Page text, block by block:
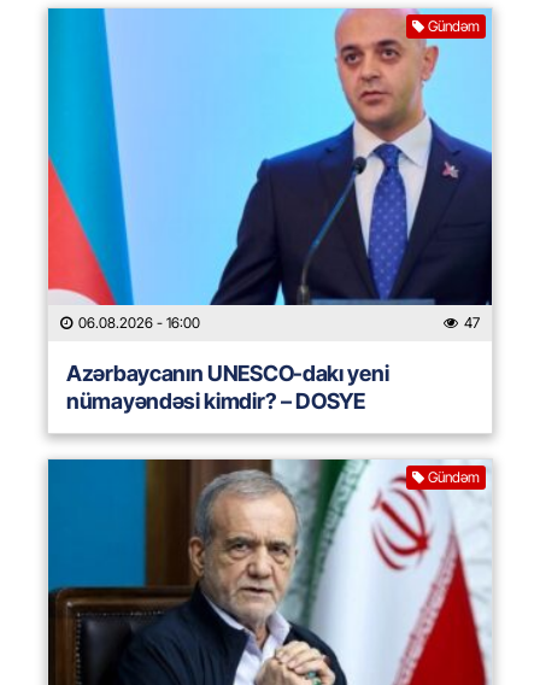
Gündəm
06.08.2026 - 16:00 47
Azərbaycanın UNESCO-dakı yeni
nümayəndəsi kimdir? – DOSYE
Gündəm